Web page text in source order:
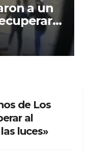
a un
Berisso
de Los
al
luces»